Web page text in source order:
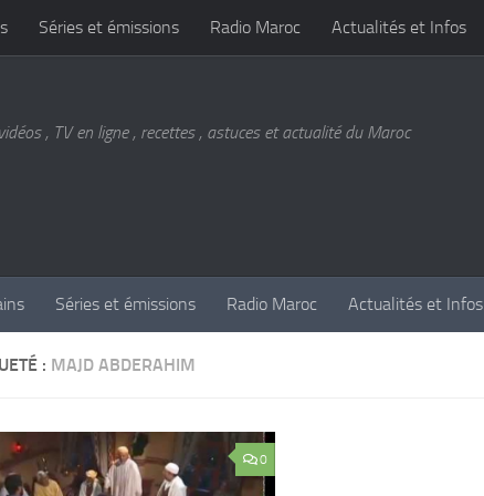
Séries et émissions Radio Maroc Actualités et Infos
, TV en ligne , recettes , astuces et actualité du Maroc
Séries et émissions Radio Maroc Actualités et Infos
: MAJD ABDERAHIM
0